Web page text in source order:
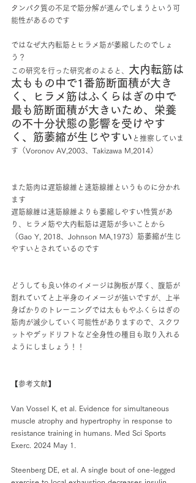
タンパク質の不足で筋分解が進んでしまうという可
能性があるのです
ではなぜ大内転筋とヒラメ筋が萎縮したのでしょ
う？
この研究を行った研究者のよると、 大内転筋は
太ももの中で1番筋断面積が大き
く、ヒラメ筋はふくらはぎの中で
最も筋断面積が大きいため、栄養
の不十分状態の影響を受けやす
く、筋萎縮が生じやすい と推察していま
す（Voronov AV,2003、Takizawa M,2014）
また筋肉は遅筋線維と速筋線維というものに分かれ
ます
遅筋線維は速筋線維よりも萎縮しやすい性質があ
り、ヒラメ筋や大内転筋は遅筋が多いことから
（Gao Y, 2018、Johnson MA,1973）筋萎縮が生じ
やすいとされているのです
どうしても良い体のイメージは胸板が厚く、腹筋が
割れていてと上半身のイメージが強いですが、上半
身ばかりのトレーニングでは太ももやふくらはぎの
筋肉が減少していく可能性がありますので、スクワ
ットやデッドリフトなど全身性の種目も取り入れる
ようにしましょう！！
【参考文献】
Van Vossel K, et al. Evidence for simultaneous
muscle atrophy and hypertrophy in response to
resistance training in humans. Med Sci Sports
Exerc. 2024 May 1.
Steenberg DE, et al. A single bout of one-legged